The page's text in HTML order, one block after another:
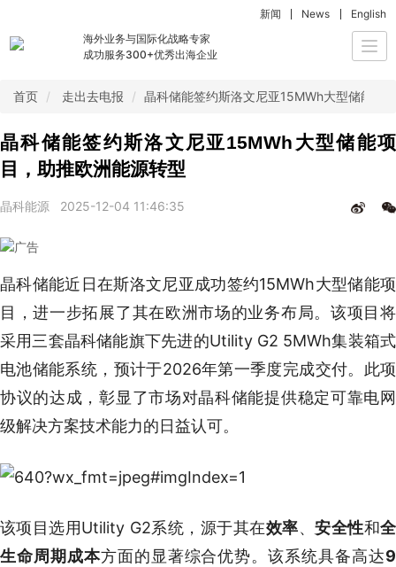
海外业务与国际化战略专家
成功服务300+优秀出海企业
新闻 News English
首页 走出去电报 晶科储能签约斯洛文尼亚15MWh大型储能项
晶科储能签约斯洛文尼亚15MWh大型储能项
目，助推欧洲能源转型
晶科能源 2025-12-04 11:46:35
晶科储能近日在斯洛文尼亚成功签约15MWh大型储能项
目，进一步拓展了其在欧洲市场的业务布局。该项目将
采用三套晶科储能旗下先进的Utility G2 5MWh集装箱式
电池储能系统，预计于2026年第一季度完成交付。此项
协议的达成，彰显了市场对晶科储能提供稳定可靠电网
级解决方案技术能力的日益认可。
该项目选用Utility G2系统，源于其在效率、安全性和全
生命周期成本方面的显著综合优势。该系统具备高达9